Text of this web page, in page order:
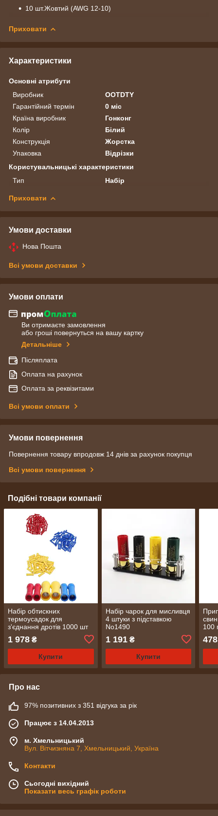
10 шт.Жовтий (AWG 12-10)
Приховати
Характеристики
Основні атрибути
Виробник
OOTDTY
Гарантійний термін
0 міс
Країна виробник
Гонконг
Колір
Білий
Конструкція
Жорстка
Упаковка
Відрізки
Користувальницькі характеристики
Тип
Набір
Приховати
Умови доставки
Нова Пошта
Всі умови доставки
Умови оплати
Ви отримаєте замовлення
або гроші повернуться на вашу картку
Детальніше
Післяплата
Оплата на рахунок
Оплата за реквізитами
Всі умови оплати
Умови повернення
Повернення товару впродовж 14 днів за рахунок покупця
Всі умови повернення
Подібні товари компанії
Набір обтискних
термоусадок для
з'єднання дротів 1000 шт
1 978 ₴
Купити
Набір чарок для мисливця
4 штуки з підставкою
No1490
1 191₴
Купити
100
478
Про нас
97% позитивних з 351 відгука за рік
Працює з 14.04.2013
м. Хмельницький
Вул. Вітчизняна 7, Хмельницький, Україна
Контакти
Сьогодні вихідний
Показати весь графік роботи